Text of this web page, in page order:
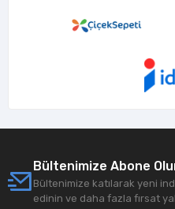
Bültenimize Abone
Bültenimize katılarak yeni
edinin ve daha fazla fırsat